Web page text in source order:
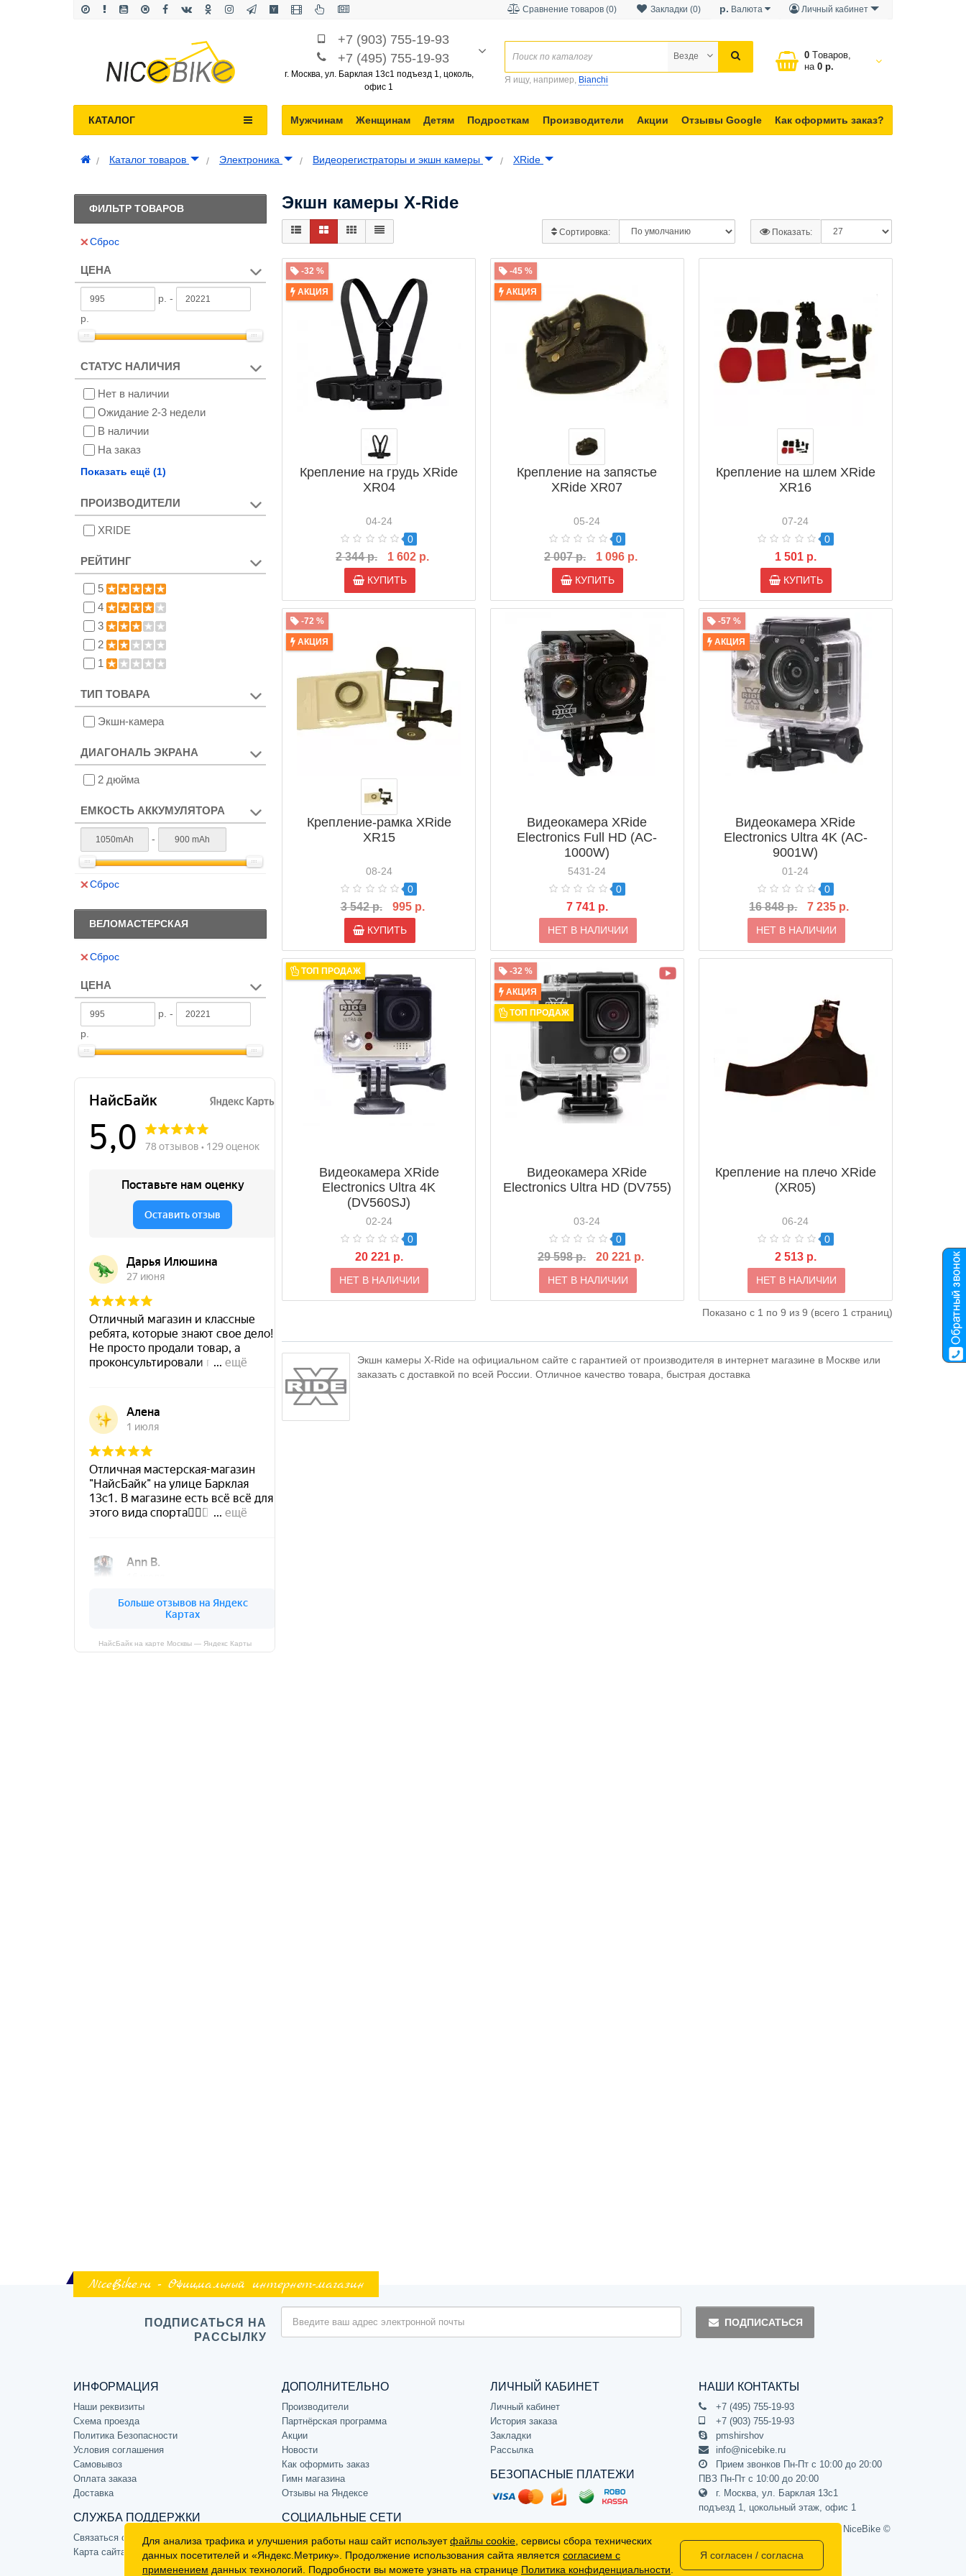
Личный кабинет
р. Валюта
Закладки (0)
Сравнение товаров (0)
+7 (903) 755-19-93
+7 (495) 755-19-93
г. Москва, ул. Барклая 13с1 подъезд 1, цоколь,
офис 1
0 Tоваров,
на
0 р.
Везде
Я ищу, например, Bianchi
Мужчинам Женщинам Детям Подросткам Производители Акции Отзывы Google Как оформить заказ?
КАТАЛОГ
Каталог товаров Электроника Видеорегистраторы и экшн камеры XRide
ФИЛЬТР ТОВАРОВ
Сброс
ЦЕНА
р. -
р.
СТАТУС НАЛИЧИЯ
Нет в наличии
Ожидание 2-3 недели
В наличии
На заказ
Снят с производства
Показать ещё (1)
ПРОИЗВОДИТЕЛИ
XRIDE
РЕЙТИНГ
5
4
3
2
1
ТИП ТОВАРА
Экшн-камера
ДИАГОНАЛЬ ЭКРАНА
2 дюйма
ЕМКОСТЬ АККУМУЛЯТОРА
-
Сброс
ВЕЛОМАСТЕРСКАЯ
Сброс
ЦЕНА
р. -
р.
НайсБайк на карте Москвы — Яндекс Карты
Экшн камеры X-Ride
Сортировка: Показать:
-32 %
АКЦИЯ
Крепление на грудь XRide
XR04
04-24
0
2 344 р. 1 602 р.
КУПИТЬ
-45 %
АКЦИЯ
Крепление на запястье
XRide XR07
05-24
0
2 007 р. 1 096 р.
КУПИТЬ
Крепление на шлем XRide
XR16
07-24
0
1 501 р.
КУПИТЬ
-72 %
АКЦИЯ
Крепление-рамка XRide
XR15
08-24
0
3 542 р. 995 р.
КУПИТЬ
Видеокамера XRide
Electronics Full HD (AC-
1000W)
5431-24
0
7 741 р.
НЕТ В НАЛИЧИИ
-57 %
АКЦИЯ
Видеокамера XRide
Electronics Ultra 4K (AC-
9001W)
01-24
0
16 848 р. 7 235 р.
НЕТ В НАЛИЧИИ
ТОП ПРОДАЖ
Видеокамера XRide
Electronics Ultra 4K
(DV560SJ)
02-24
0
20 221 р.
НЕТ В НАЛИЧИИ
-32 %
АКЦИЯ
ТОП ПРОДАЖ
Видеокамера XRide
Electronics Ultra HD (DV755)
03-24
0
29 598 р. 20 221 р.
НЕТ В НАЛИЧИИ
Крепление на плечо XRide
(XR05)
06-24
0
2 513 р.
НЕТ В НАЛИЧИИ
Показано с 1 по 9 из 9 (всего 1 страниц)
Экшн камеры X-Ride на официальном сайте с гарантией от производителя в интернет магазине в Москве или
заказать с доставкой по всей России. Отличное качество товара, быстрая доставка
NiceBike.ru - Официальный интернет-магазин
ПОДПИСАТЬСЯ НА
РАССЫЛКУ
ПОДПИСАТЬСЯ
ИНФОРМАЦИЯ
Наши реквизиты
Схема проезда
Политика Безопасности
Условия соглашения
Самовывоз
Оплата заказа
Доставка
СЛУЖБА ПОДДЕРЖКИ
Связаться с нами
Карта сайта
ДОПОЛНИТЕЛЬНО
Производители
Партнёрская программа
Акции
Новости
Как оформить заказ
Гимн магазина
Отзывы на Яндексе
СОЦИАЛЬНЫЕ СЕТИ
ЛИЧНЫЙ КАБИНЕТ
Личный кабинет
История заказа
Закладки
Рассылка
БЕЗОПАСНЫЕ ПЛАТЕЖИ
НАШИ КОНТАКТЫ
+7 (495) 755-19-93
+7 (903) 755-19-93
pmshirshov
info@nicebike.ru
Прием звонков Пн-Пт с 10:00 до 20:00
ПВЗ Пн-Пт с 10:00 до 20:00
г. Москва, ул. Барклая 13с1
подъезд 1, цокольный этаж, офис 1
Официальный интернет-магазин NiceBike ©
2012 - 2026
Для анализа трафика и улучшения работы наш сайт используетфайлы cookie , сервисы сбора технических
данных посетителей и «Яндекс.Метрику». Продолжение использования сайта является согласием с
применением данных технологий. Подробности вы можете узнать на странице Политика конфиденциальности
Я согласен / согласна